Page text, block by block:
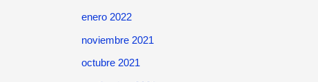
enero 2022
noviembre 2021
octubre 2021